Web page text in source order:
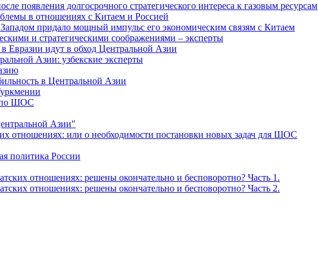
появления долгосрочного стратегического интереса к газовым ресурсам
в отношениях с Китаем и Россией
придало мощный импульс его экономическим связям с Китаем
и стратегическими соображениями – эксперты
Евразии идут в обход Центральной Азии
Азии: узбекские эксперты
в Центральной Азии
по ШОС
Азии"
отношениях: или о необходимости постановки новых задач для ШОС
политика России
отношениях: решены окончательно и бесповоротно? Часть 1.
отношениях: решены окончательно и бесповоротно? Часть 2.